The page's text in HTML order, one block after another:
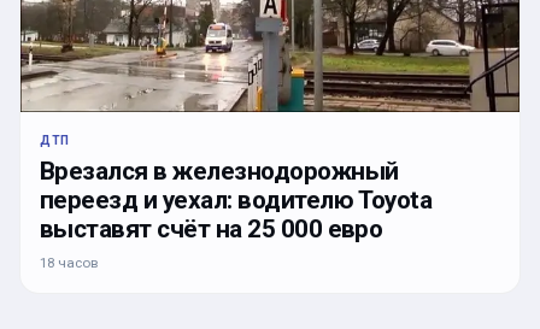
ДТП
Врезался в железнодорожный
переезд и уехал: водителю Toyota
выставят счёт на 25 000 евро
18 часов